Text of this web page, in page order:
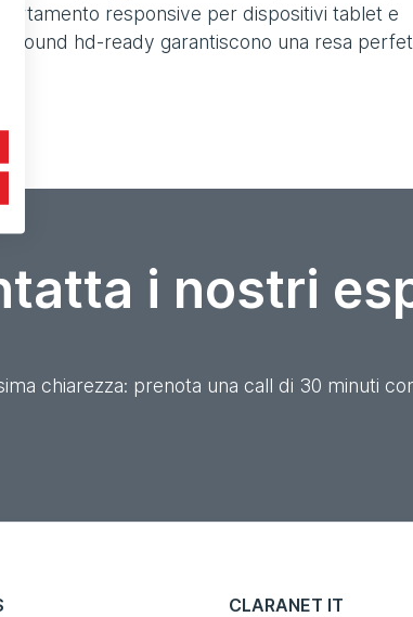
responsive per dispositivi tablet e
hd-ready garantiscono una resa
i nostri
chiarezza: prenota una call di 30 minuti
CLARANET IT